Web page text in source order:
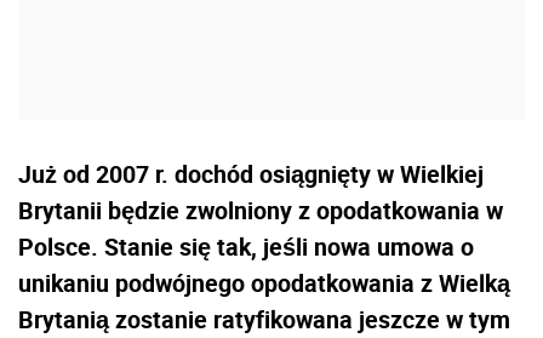
Już od 2007 r. dochód osiągnięty w Wielkiej
Brytanii będzie zwolniony z opodatkowania w
Polsce. Stanie się tak, jeśli nowa umowa o
unikaniu podwójnego opodatkowania z Wielką
Brytanią zostanie ratyfikowana jeszcze w tym